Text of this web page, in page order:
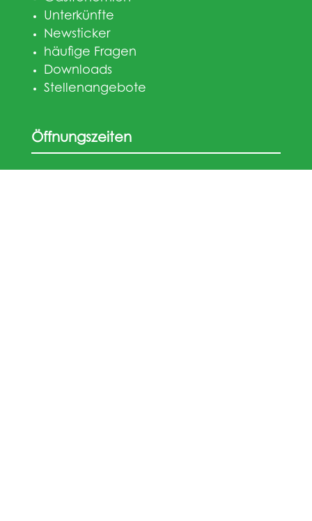
Unterkünfte
Newsticker
häufige Fragen
Downloads
Stellenangebote
Öffnungszeiten